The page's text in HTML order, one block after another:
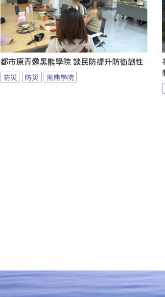
都市原青邀黑熊學院 談民防提升防衛韌性
防災 防災 黑熊學院